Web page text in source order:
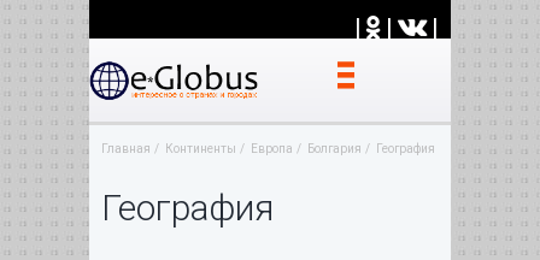
| | |
Главная Континенты Европа Болгария География
География